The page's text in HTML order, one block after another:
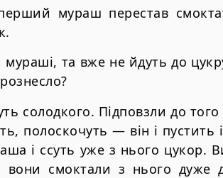
мураш перестав
та вже не йдуть до
солодкого. Підповзли до
полоскочуть — він і
і ссуть уже з нього цукор.
вони смоктали з нього